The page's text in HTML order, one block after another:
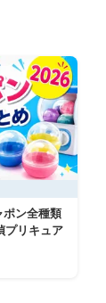
ポン全種類
プリキュア